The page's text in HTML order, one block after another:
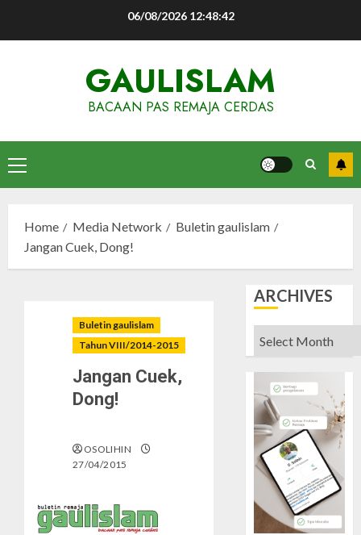
06/08/2026 12:48:43
GAULISLAM
BACAAN PAS REMAJA CERDAS
Primary
Menu
Home Media Network
Buletin gaulislam
Jangan Cuek, Dong!
Buletin gaulislam
Tahun VIII/2014-2015
Jangan Cuek,
Dong!
OSOLIHIN
27/04/2015
ARCHIVES
Archives